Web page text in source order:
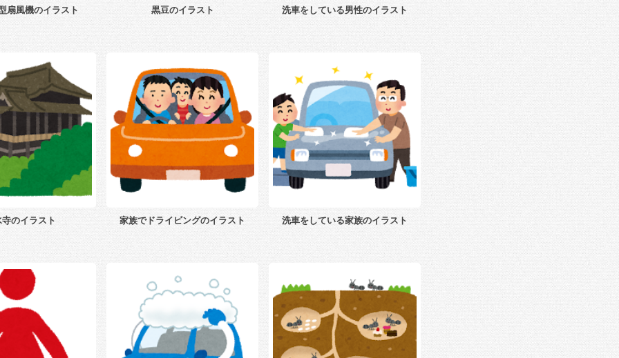
扇風機のイラスト 黒豆のイラスト 洗車をしている男性のイラスト
のイラスト 家族でドライビングのイラスト 洗車をしている家族のイラスト